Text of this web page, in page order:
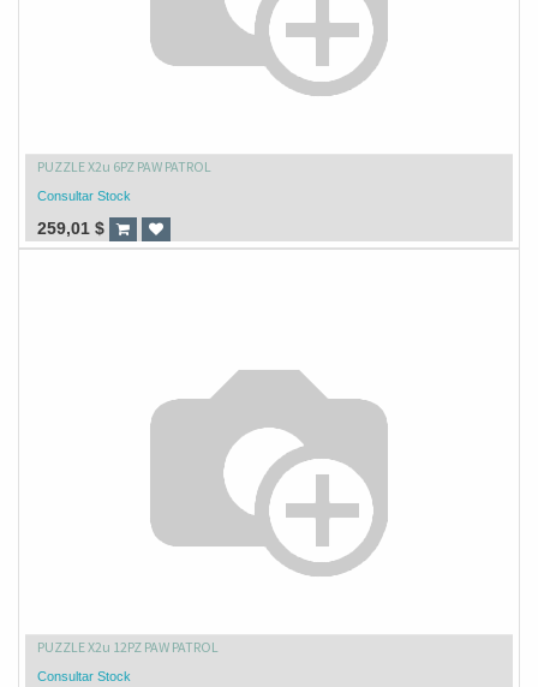
PUZZLE X2u 6PZ PAW PATROL
Consultar Stock
259,01 $
PUZZLE X2u 12PZ PAW PATROL
Consultar Stock